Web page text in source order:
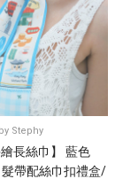
by Stephy
繪長絲巾】 藍色
髮帶配絲巾扣禮盒/